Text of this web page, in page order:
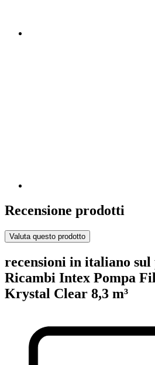
Recensione prodotti
Valuta questo prodotto
recensioni in italiano
Ricambi Intex Pompa
Krystal Clear 8,3 m³